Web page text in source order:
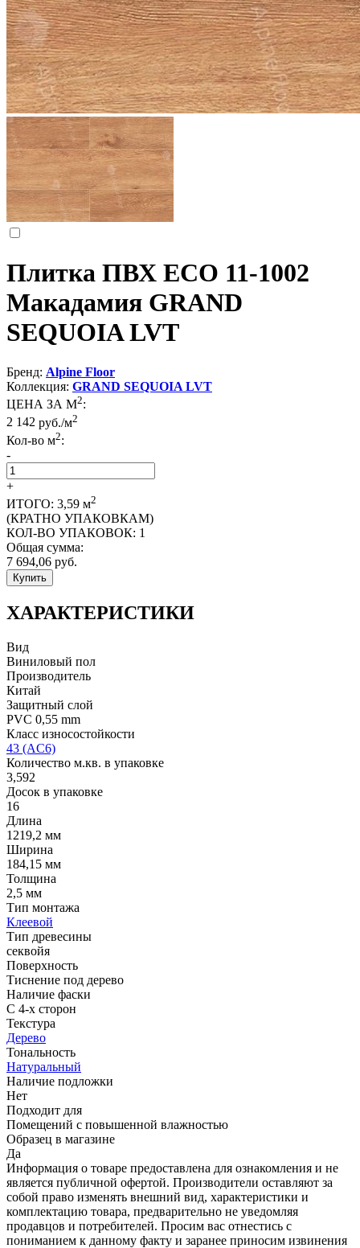
Плитка ПВХ ЕСО 11-1002
Макадамия GRAND
SEQUOIA LVT
Бренд: Alpine Floor
Коллекция: GRAND SEQUOIA LVT
ЦЕНА ЗА М2:
2 142 руб./м2
Кол-во м2:
-
+
ИТОГО: 3,59 м2
(КРАТНО УПАКОВКАМ)
КОЛ-ВО УПАКОВОК: 1
Общая сумма:
7 694,06 руб.
Купить
ХАРАКТЕРИСТИКИ
Вид
Виниловый пол
Производитель
Китай
Защитный слой
PVC 0,55 mm
Класс износостойкости
43 (AC6)
Количество м.кв. в упаковке
3,592
Досок в упаковке
16
Длина
1219,2 мм
Ширина
184,15 мм
Толщина
2,5 мм
Тип монтажа
Клеевой
Тип древесины
секвойя
Поверхность
Тиснение под дерево
Наличие фаски
С 4-х сторон
Текстура
Дерево
Тональность
Натуральный
Наличие подложки
Нет
Подходит для
Помещений с повышенной влажностью
Образец в магазине
Да
Информация о товаре предоставлена для ознакомления и не
является публичной офертой. Производители оставляют за
собой право изменять внешний вид, характеристики и
комплектацию товара, предварительно не уведомляя
продавцов и потребителей. Просим вас отнестись с
пониманием к данному факту и заранее приносим извинения